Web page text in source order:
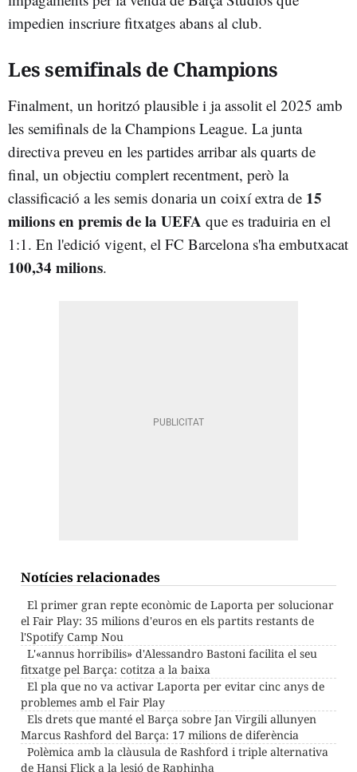
impedien inscriure fitxatges abans al club.
Les semifinals de Champions
Finalment, un horitzó plausible i ja assolit el 2025 amb
les semifinals de la Champions League. La junta
directiva preveu en les partides arribar als quarts de
final, un objectiu complert recentment, però la
classificació a les semis donaria un coixí extra de 15
milions en premis de la UEFA que es traduiria en el
1:1. En l'edició vigent, el FC Barcelona s'ha embutxacat
100,34 milions.
Notícies relacionades
El primer gran repte econòmic de Laporta per solucionar
el Fair Play: 35 milions d'euros en els partits restants de
l'Spotify Camp Nou
L'«annus horribilis» d'Alessandro Bastoni facilita el seu
fitxatge pel Barça: cotitza a la baixa
El pla que no va activar Laporta per evitar cinc anys de
problemes amb el Fair Play
Els drets que manté el Barça sobre Jan Virgili allunyen
Marcus Rashford del Barça: 17 milions de diferència
Polèmica amb la clàusula de Rashford i triple alternativa
de Hansi Flick a la lesió de Raphinha